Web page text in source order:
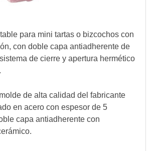
para mini tartas o bizcochos con
con doble capa antiadherente de
de cierre y apertura hermético
de alta calidad del fabricante
en acero con espesor de 5
capa antiadherente con